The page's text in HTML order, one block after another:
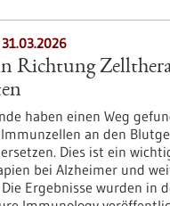
Richtung
haben einen Weg
an den
Dies ist ein
bei Alzheimer und
Ergebnisse wurden in